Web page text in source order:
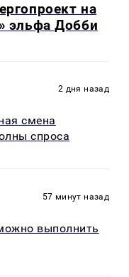
на
эльфа Добби
2 дня назад
смена
спроса
57 минут назад
выполнить